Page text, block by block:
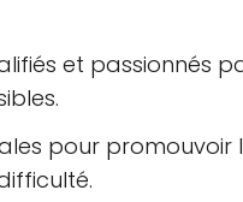
et passionnés
pour promouvoir